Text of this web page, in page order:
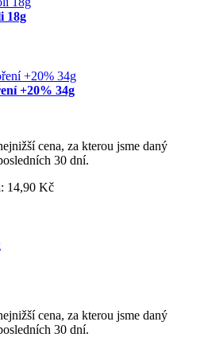
18g
+20% 34g
cena, za kterou jsme daný
30 dní.
14,90 Kč
cena, za kterou jsme daný
30 dní.